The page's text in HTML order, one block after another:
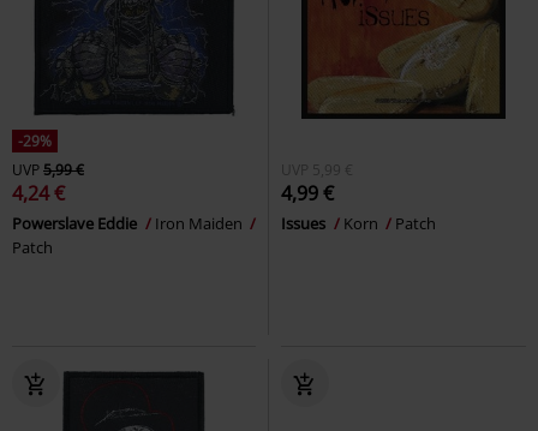
-29%
UVP5,99 €
4,24 €
Powerslave Eddie
Iron Maiden
Patch
UVP 5,99 €
4,99 €
Issues Korn Patch